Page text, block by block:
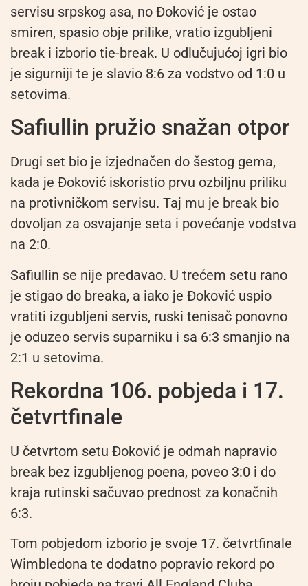
servisu srpskog asa, no Đoković je ostao
smiren, spasio obje prilike, vratio izgubljeni
break i izborio tie-break. U odlučujućoj igri bio
je sigurniji te je slavio 8:6 za vodstvo od 1:0 u
setovima.
Safiullin pružio snažan otpor
Drugi set bio je izjednačen do šestog gema,
kada je Đoković iskoristio prvu ozbiljnu priliku
na protivničkom servisu. Taj mu je break bio
dovoljan za osvajanje seta i povećanje vodstva
na 2:0.
Safiullin se nije predavao. U trećem setu rano
je stigao do breaka, a iako je Đoković uspio
vratiti izgubljeni servis, ruski tenisač ponovno
je oduzeo servis suparniku i sa 6:3 smanjio na
2:1 u setovima.
Rekordna 106. pobjeda i 17.
četvrtfinale
U četvrtom setu Đoković je odmah napravio
break bez izgubljenog poena, poveo 3:0 i do
kraja rutinski sačuvao prednost za konačnih
6:3.
Tom pobjedom izborio je svoje 17. četvrtfinale
Wimbledona te dodatno popravio rekord po